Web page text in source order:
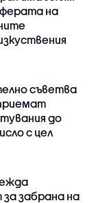
на
съветва
до
с цел
забрана на